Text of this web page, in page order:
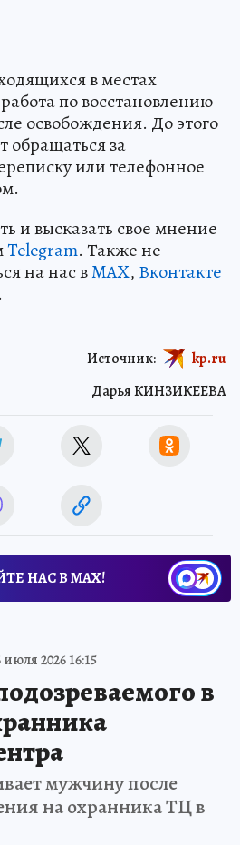
в местах
по восстановлению
освобождения. До этого
обращаться за
или телефонное
и высказать свое мнение
Telegram. Также не
на нас вMAX, Вконтакте
.
Дарья КИНЗИКЕЕВА
Источник: kp.ru
НАС В МАХ!
июля 2026 16:15
в
мужчину после
на охранника ТЦ в